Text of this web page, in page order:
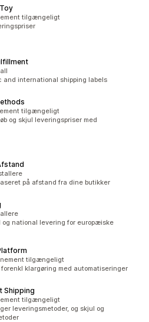
tilgængeligt
and international shipping labels
tilgængeligt
og skjul leveringspriser med
på afstand fra dine butikker
og national levering for europæiske
tilgængeligt
klargøring med automatiseringer
Shipping
tilgængeligt
leveringsmetoder, og skjul og